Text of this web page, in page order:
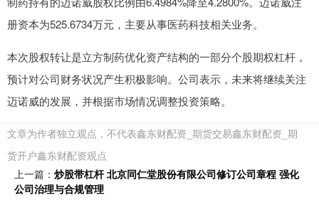
册资本为525.6734万元，主要从事医药科技相关业务。
本次股权转让是立方制药优化资产结构的一部分个股期权杠杆，
预计对公司财务状况产生积极影响。公司表示，未来将继续关注
迈诺威的发展，并根据市场情况调整投资策略。
文章为作者独立观点，不代表鑫东财配资_期货交易鑫东财配资_期
货开户鑫东财配资观点
上一篇： 炒股带杠杆 北京同仁堂股份有限公司修订公司章程 强化
公司治理与合规管理